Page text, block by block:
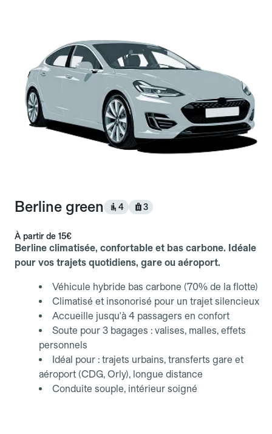
Berline green 4 3
À partir de 15€
Berline climatisée, confortable et bas carbone. Idéale
pour vos trajets quotidiens, gare ou aéroport.
Véhicule hybride bas carbone (70% de la flotte)
Climatisé et insonorisé pour un trajet silencieux
Accueille jusqu'à 4 passagers en confort
Soute pour 3 bagages : valises, malles, effets
personnels
Idéal pour : trajets urbains, transferts gare et
aéroport (CDG, Orly), longue distance
Conduite souple, intérieur soigné